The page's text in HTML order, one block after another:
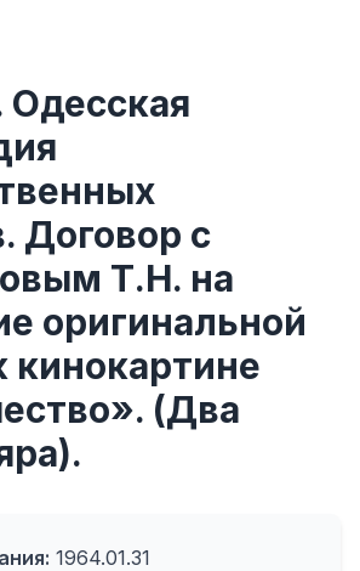
Одесская
Договор с
Т.Н. на
оригинальной
кинокартине
(Два
1964.01.31